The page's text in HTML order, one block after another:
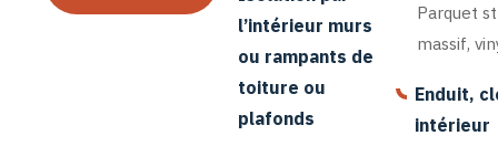
l’intérieur murs
ou rampants de
toiture ou
plafonds
Parquet
massif,
Enduit,
intérieur